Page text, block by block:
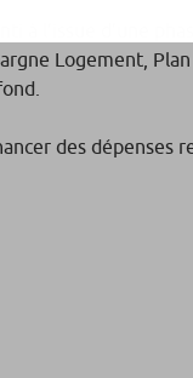
l’issue d’une
Logement,
des dépenses